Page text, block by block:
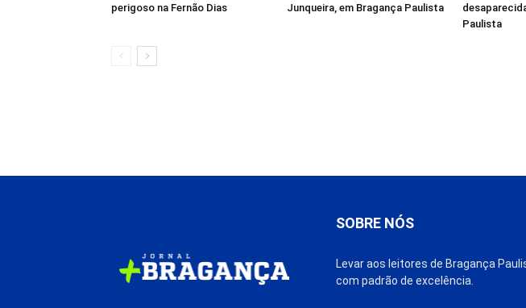
perigoso na Fernão Dias
Junqueira, em Bragança Paulista
Paulista
SOBRE NÓS
Levar aos leitores de Bragança
com padrão de excelência.